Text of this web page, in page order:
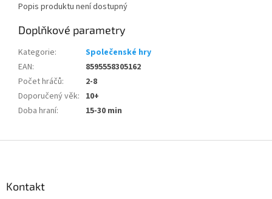
Popis produktu není dostupný
Doplňkové parametry
Kategorie:
Společenské hry
EAN:
8595558305162
Počet hráčů:
2-8
Doporučený věk: 10+
Doba hraní: 15-30 min
Kontakt